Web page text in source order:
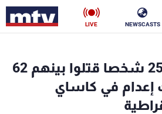
NEWSCASTS
LIVE
الامم المتحدة: 251 شخصا قتلوا بينهم 62
إعدام في كاساي
ناس